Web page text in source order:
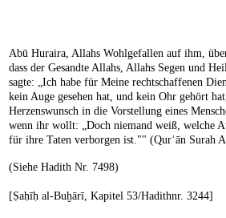
Abū Huraira, Allahs Wohlgefallen auf ihm,
dass der Gesandte Allahs, Allahs Segen und
sagte: „Ich habe für Meine rechtschaffenen
kein Auge gesehen hat, und kein Ohr gehört
Herzenswunsch in die Vorstellung eines
wenn ihr wollt: „Doch niemand weiß, welche
für ihre Taten verborgen ist."" (Qurʾān Surah
(Siehe Hadith Nr. 7498)
[Ṣaḥīḥ al-Buḫārī, Kapitel 53/Hadithnr. 3244]